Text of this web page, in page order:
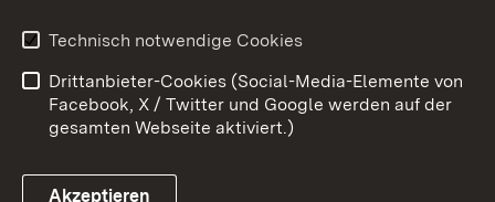
Barrierefreiheit
Impressum Cookies
Technisch notwendige Cookies
Drittanbieter-Cookies (Social-Media-Elemente von
Facebook, X / Twitter und Google werden auf der
gesamten Webseite aktiviert.)
Akzeptieren